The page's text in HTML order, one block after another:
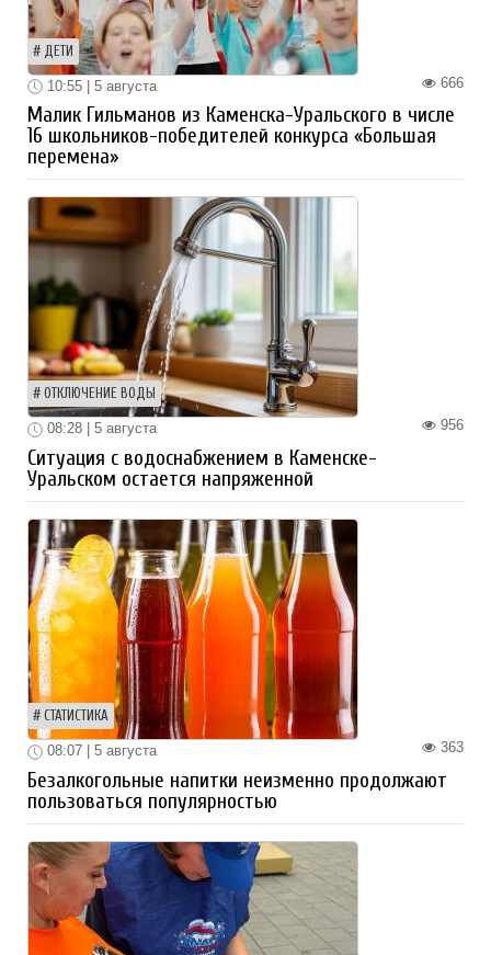
ДЕТИ
666
10:55 | 5 августа
Малик Гильманов из Каменска-Уральского в числе
16 школьников-победителей конкурса «Большая
перемена»
ОТКЛЮЧЕНИЕ ВОДЫ
956
08:28 | 5 августа
Ситуация с водоснабжением в Каменске-
Уральском остается напряженной
СТАТИСТИКА
363
08:07 | 5 августа
Безалкогольные напитки неизменно продолжают
пользоваться популярностью